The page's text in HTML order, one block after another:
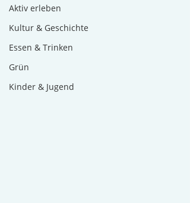
Aktiv erleben
Kultur & Geschichte
Essen & Trinken
Grün
Kinder & Jugend